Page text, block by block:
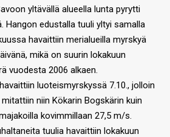
yltävällä alueella lunta pyrytti
Hangon edustalla tuuli yltyi samalla
havaittiin merialueilla myrskyä
mikä on suurin lokakuun
vuodesta 2006 alkaen.
luoteismyrskyssä 7.10., jolloin
niin Kökarin Bogskärin kuin
kovimmillaan 27,5 m/s.
tuulia havaittiin lokakuun